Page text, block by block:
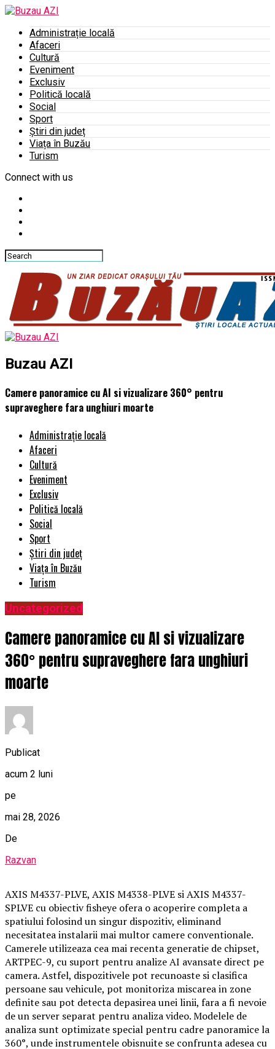
Administrație locală
Afaceri
Cultură
Eveniment
Exclusiv
Politică locală
Social
Sport
Știri din județ
Viața în Buzău
Turism
Connect with us
Buzau AZI
Camere panoramice cu AI si vizualizare 360° pentru
supraveghere fara unghiuri moarte
Administrație locală
Afaceri
Cultură
Eveniment
Exclusiv
Politică locală
Social
Sport
Știri din județ
Viața în Buzău
Turism
Uncategorized
Camere panoramice cu AI si vizualizare
360° pentru supraveghere fara unghiuri
moarte
Publicat
acum 2 luni
pe
mai 28, 2026
De
Razvan
AXIS M4337-PLVE, AXIS M4338-PLVE si AXIS M4337-
SPLVE cu obiectiv fisheye ofera o acoperire completa a
spatiului folosind un singur dispozitiv, eliminand
necesitatea instalarii mai multor camere conventionale.
Camerele utilizeaza cea mai recenta generatie de chipset,
ARTPEC-9, cu suport pentru analize AI avansate direct pe
camera. Astfel, dispozitivele pot recunoaste si clasifica
persoane sau vehicule, pot monitoriza miscarea in zone
definite sau pot detecta depasirea unei linii, fara a fi nevoie
de un server separat pentru analiza video. Modelele de
analiza sunt optimizate special pentru cadre panoramice la
360°, unde instrumentele obisnuite se confrunta adesea cu